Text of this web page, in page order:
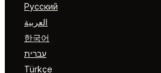
Русский
العربية
한국어
עברית
Türkçe